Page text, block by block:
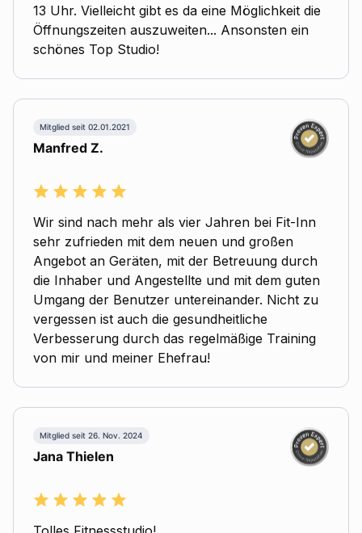
13 Uhr. Vielleicht gibt es da eine Möglichkeit die
Öffnungszeiten auszuweiten... Ansonsten ein
schönes Top Studio!
Mitglied seit 02.01.2021
Manfred Z.
Wir sind nach mehr als vier Jahren bei Fit-Inn
sehr zufrieden mit dem neuen und großen
Angebot an Geräten, mit der Betreuung durch
die Inhaber und Angestellte und mit dem guten
Umgang der Benutzer untereinander. Nicht zu
vergessen ist auch die gesundheitliche
Verbesserung durch das regelmäßige Training
von mir und meiner Ehefrau!
Mitglied seit 26. Nov. 2024
Jana Thielen